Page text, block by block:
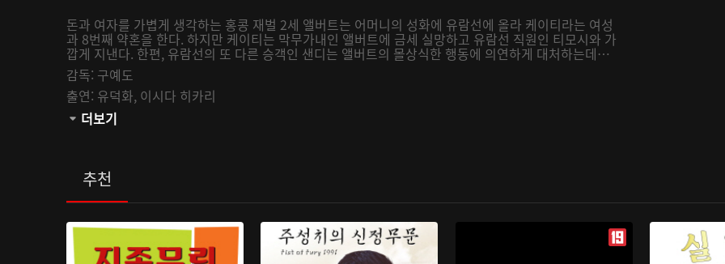
돈과 여자를 가볍게 생각하는 홍콩 재벌 2세 앨버트는 어머니의 성화에 유람선에 올라 케이티라는 여성
과 8번째 약혼을 한다. 하지만 케이티는 막무가내인 앨버트에 금세 실망하고 유람선 직원인 티모시와 가
깝게 지낸다. 한편, 유람선의 또 다른 승객인 샌디는 앨버트의 몰상식한 행동에 의연하게 대처하는데…
감독: 구예도
출연: 유덕화, 이시다 히카리
관람등급:
더보기
추천